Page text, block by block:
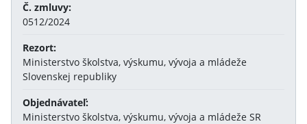
Č. zmluvy:
0512/2024
Rezort:
Ministerstvo školstva, výskumu, vývoja a mládeže
Slovenskej republiky
Objednávateľ:
Ministerstvo školstva, výskumu, vývoja a mládeže SR